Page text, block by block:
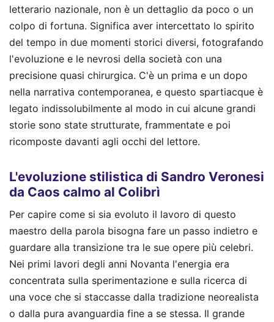
letterario nazionale, non è un dettaglio da poco o un
colpo di fortuna. Significa aver intercettato lo spirito
del tempo in due momenti storici diversi, fotografando
l'evoluzione e le nevrosi della società con una
precisione quasi chirurgica. C'è un prima e un dopo
nella narrativa contemporanea, e questo spartiacque è
legato indissolubilmente al modo in cui alcune grandi
storie sono state strutturate, frammentate e poi
ricomposte davanti agli occhi del lettore.
L'evoluzione stilistica di Sandro Veronesi
da Caos calmo al Colibrì
Per capire come si sia evoluto il lavoro di questo
maestro della parola bisogna fare un passo indietro e
guardare alla transizione tra le sue opere più celebri.
Nei primi lavori degli anni Novanta l'energia era
concentrata sulla sperimentazione e sulla ricerca di
una voce che si staccasse dalla tradizione neorealista
o dalla pura avanguardia fine a se stessa. Il grande